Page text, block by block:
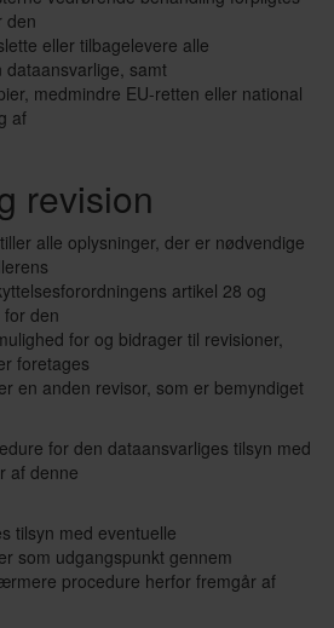
den
eller tilbagelevere alle
dataansvarlige, samt
medmindre EU-retten eller national
af
revision
alle oplysninger, der er nødvendige
artikel 28 og
den
for og bidrager til revisioner,
foretages
en anden revisor, som er bemyndiget
for den dataansvarliges tilsyn med
af denne
tilsyn med eventuelle
som udgangspunkt gennem
procedure herfor fremgår af